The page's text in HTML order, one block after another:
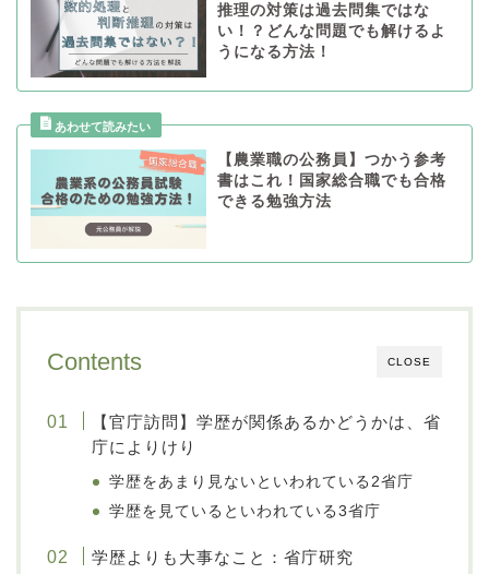
推理の対策は過去問集ではな
い！？どんな問題でも解けるよ
うになる方法！
【農業職の公務員】つかう参考
書はこれ！国家総合職でも合格
できる勉強方法
CLOSE
Contents
【官庁訪問】学歴が関係あるかどうかは、省
庁によりけり
学歴をあまり見ないといわれている2省庁
学歴を見ているといわれている3省庁
学歴よりも大事なこと：省庁研究